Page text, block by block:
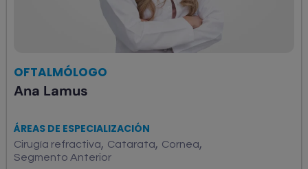
OFTALMÓLOGO
Ana Lamus
ÁREAS DE ESPECIALIZACIÓN
Cirugía refractiva, Catarata, Cornea,
Segmento Anterior